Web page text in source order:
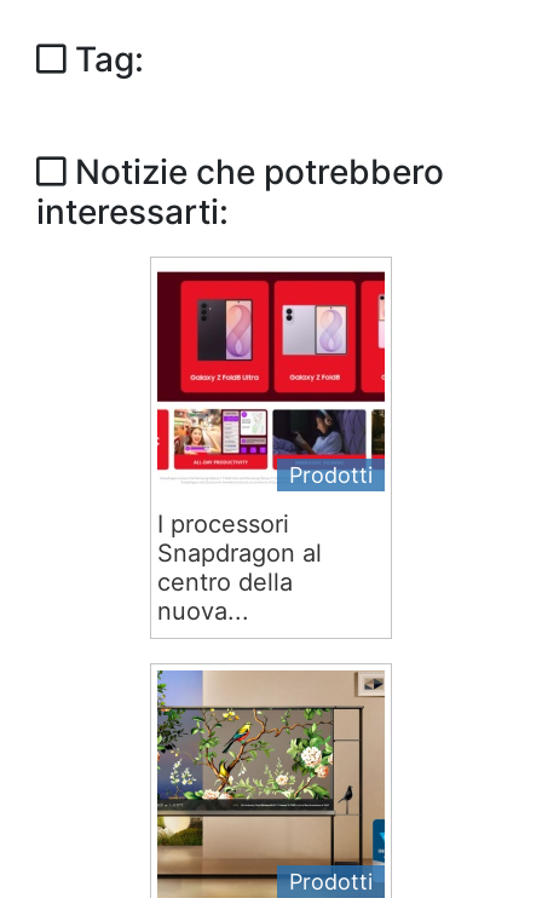
Tag:
Notizie che potrebbero
interessarti:
Prodotti
I processori
Snapdragon al
centro della
nuova...
Prodotti